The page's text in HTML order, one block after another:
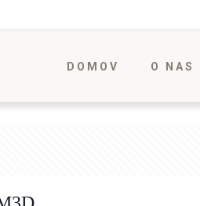
DOMOV O NAS